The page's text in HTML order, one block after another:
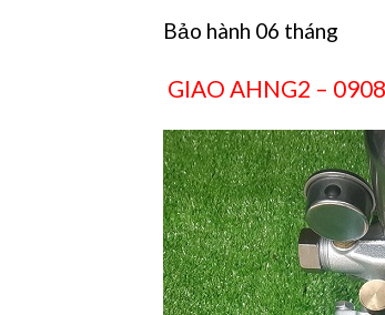
Bảo hành 06 tháng
GIAO AHNG2 –